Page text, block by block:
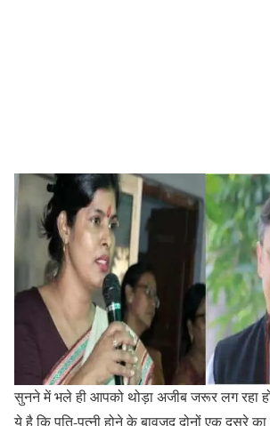
सुनने में भले ही आपको थोड़ा अजीब जरूर लग रहा
ये है कि पति-पत्नी होने के बावजूद दोनों एक दूसरे